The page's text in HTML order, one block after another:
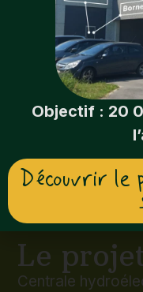
de crues…) sont
Le
Centrale
Objectif : 20
Découvrir le